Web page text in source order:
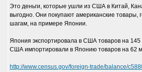
Это деньги, которые ушли из США в Китай,
выгодно. Они покупают американские товары,
шагам, на примере Японии.
Япония экспортировала в США товаров на
США импортировали в Японию товаров на 62
http://www.census.gov/foreign-trade/balance/